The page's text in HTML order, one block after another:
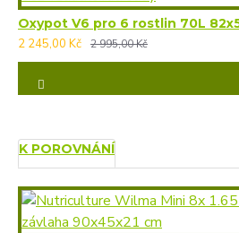
2 245,00 Kč
2 995,00 Kč
K POROVNÁNÍ